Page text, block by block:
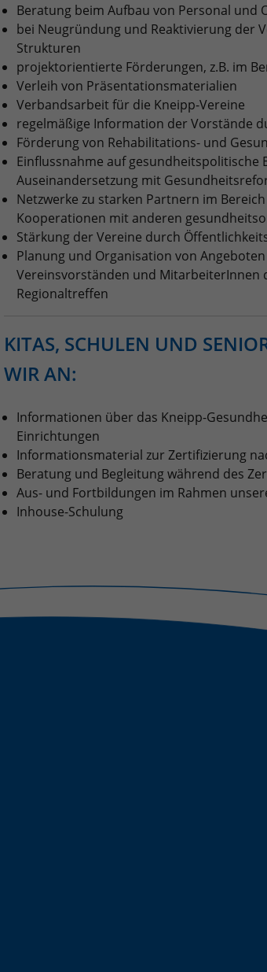
Beratung beim Aufbau von Personal und
bei Neugründung und Reaktivierung der
Strukturen
projektorientierte Förderungen, z.B. im
Verleih von Präsentationsmaterialien
Verbandsarbeit für die Kneipp-Vereine
regelmäßige Information der Vorstände
Förderung von Rehabilitations- und
Einflussnahme auf gesundheitspolitische
Auseinandersetzung mit
Netzwerke zu starken Partnern im
Kooperationen mit anderen
Stärkung der Vereine durch
Planung und Organisation von
Vereinsvorständen und MitarbeiterInnen
Regionaltreffen
KITAS, SCHULEN UND
WIR AN:
Informationen über das Kneipp-
Einrichtungen
Informationsmaterial zur Zertifizierung
Beratung und Begleitung während des
Aus- und Fortbildungen im Rahmen
Inhouse-Schulung
Anbieter Google LLC
Laufzeit
Zweck
Wird verwendet, um den
erhalten.